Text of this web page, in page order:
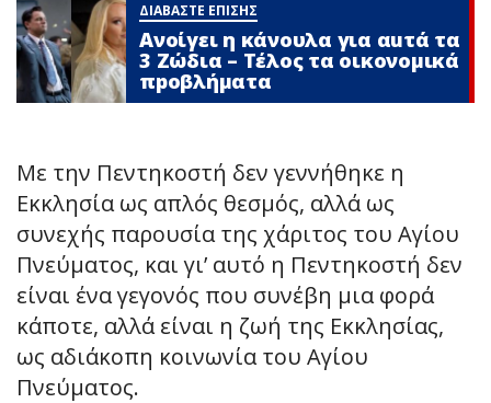
ΔΙΑΒΑΣΤΕ ΕΠΙΣΗΣ
Ανοίγει η κάνουλα για αuτά τα
3 Zώδια – Τέλος τα οικονομικά
πpοβλήματα
Με την Πεντηκοστή δεν γεννήθηκε η
Εκκλησία ως απλός θεσμός, αλλά ως
συνεχής παρουσία της χάριτος του Αγίου
Πνεύματος, και γι’ αυτό η Πεντηκοστή δεν
είναι ένα γεγονός που συνέβη μια φορά
κάποτε, αλλά είναι η ζωή της Εκκλησίας,
ως αδιάκοπη κοινωνία του Αγίου
Πνεύματος.